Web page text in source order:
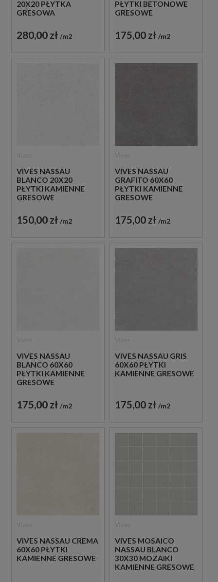
20X20 PŁYTKA
GRESOWA
280,00 zł m2
PŁYTKI BETONOWE
GRESOWE
175,00 zł m2
VIVES NASSAU
BLANCO 20X20
PŁYTKI KAMIENNE
GRESOWE
150,00 zł m2
VIVES NASSAU
GRAFITO 60X60
PŁYTKI KAMIENNE
GRESOWE
175,00 zł m2
VIVES NASSAU
BLANCO 60X60
PŁYTKI KAMIENNE
GRESOWE
175,00 zł m2
VIVES NASSAU GRIS
60X60 PŁYTKI
KAMIENNE GRESOWE
175,00 zł m2
VIVES NASSAU CREMA
60X60 PŁYTKI
KAMIENNE GRESOWE
VIVES MOSAICO
NASSAU BLANCO
30X30 MOZAIKI
KAMIENNE GRESOWE